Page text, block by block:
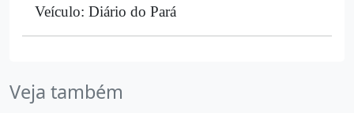
Veículo: Diário do Pará
Veja também